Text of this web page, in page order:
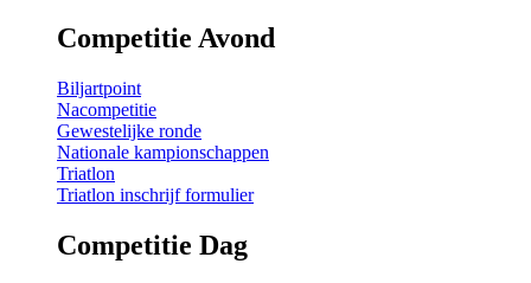
Competitie Avond
Biljartpoint
Nacompetitie
Gewestelijke ronde
Nationale kampionschappen
Triatlon
Triatlon inschrijf formulier
Competitie Dag